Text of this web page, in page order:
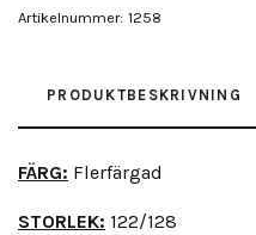
Artikelnummer: 1258
PRODUKTBESKRIVNING
FÄRG: Flerfärgad
STORLEK: 122/128